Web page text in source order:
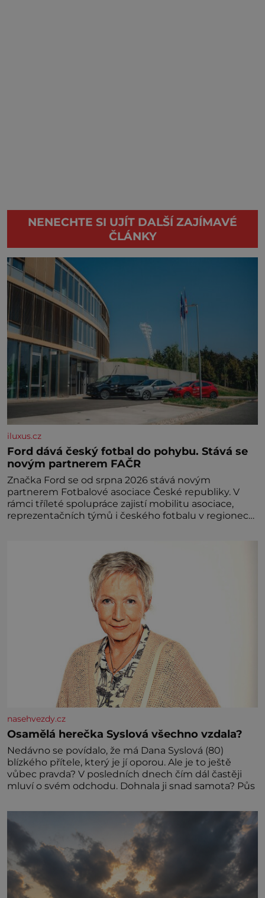
NENECHTE SI UJÍT DALŠÍ ZAJÍMAVÉ
ČLÁNKY
iluxus.cz
Ford dává český fotbal do pohybu. Stává se
novým partnerem FAČR
Značka Ford se od srpna 2026 stává novým
partnerem Fotbalové asociace České republiky. V
rámci tříleté spolupráce zajistí mobilitu asociace,
reprezentačních týmů i českého fotbalu v regionech.
nasehvezdy.cz
Osamělá herečka Syslová všechno vzdala?
Nedávno se povídalo, že má Dana Syslová (80)
blízkého přítele, který je jí oporou. Ale je to ještě
vůbec pravda? V posledních dnech čím dál častěji
mluví o svém odchodu. Dohnala ji snad samota? Půs